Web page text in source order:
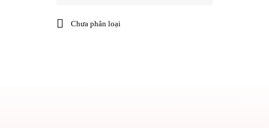
Chưa phân loại